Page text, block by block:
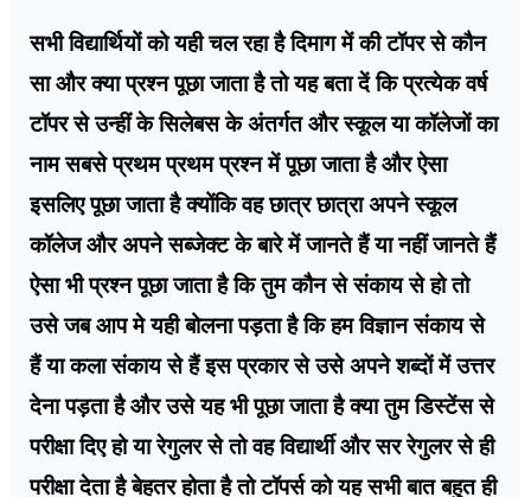
सभी विद्यार्थियों को यही चल रहा है दिमाग में की टॉपर से कौन
सा और क्या प्रश्न पूछा जाता है तो यह बता दें कि प्रत्येक वर्ष
टॉपर से उन्हीं के सिलेबस के अंतर्गत और स्कूल या कॉलेजों का
नाम सबसे प्रथम प्रथम प्रश्न में पूछा जाता है और ऐसा
इसलिए पूछा जाता है क्योंकि वह छात्र छात्रा अपने स्कूल
कॉलेज और अपने सब्जेक्ट के बारे में जानते हैं या नहीं जानते हैं
ऐसा भी प्रश्न पूछा जाता है कि तुम कौन से संकाय से हो तो
उसे जब आप मे यही बोलना पड़ता है कि हम विज्ञान संकाय से
हैं या कला संकाय से हैं इस प्रकार से उसे अपने शब्दों में उत्तर
देना पड़ता है और उसे यह भी पूछा जाता है क्या तुम डिस्टेंस से
परीक्षा दिए हो या रेगुलर से तो वह विद्यार्थी और सर रेगुलर से ही
परीक्षा देता है बेहतर होता है तो टॉपर्स को यह सभी बात बहुत ही